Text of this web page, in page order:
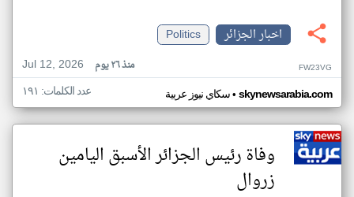
اخبار الجزائر
Politics
Jul 12, 2026
منذ ٢٦ يوم FW23VG
سكاي نيوز عربية• skynewsarabia.com عدد الكلمات: ١٩١
وفاة رئيس الجزائر الأسبق اليامين
زروال